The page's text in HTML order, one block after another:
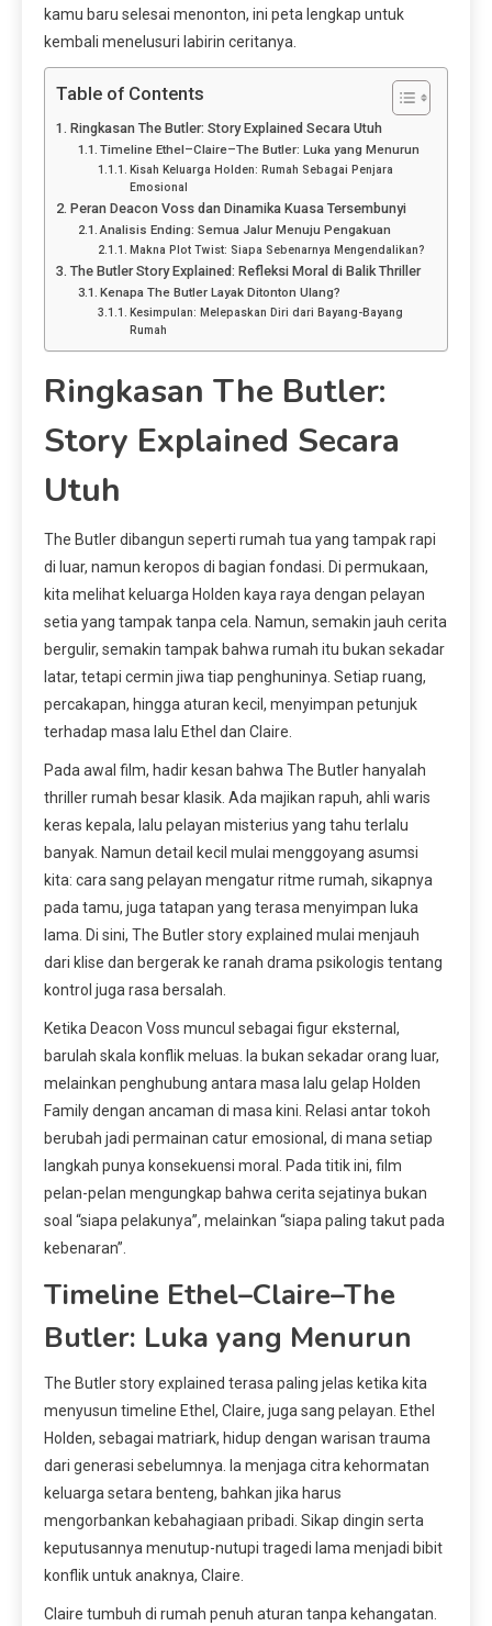
kamu baru selesai menonton, ini peta lengkap untuk
kembali menelusuri labirin ceritanya.
Table of Contents
Ringkasan The Butler: Story Explained Secara Utuh
Timeline Ethel–Claire–The Butler: Luka yang Menurun
Kisah Keluarga Holden: Rumah Sebagai Penjara
Emosional
Peran Deacon Voss dan Dinamika Kuasa Tersembunyi
Analisis Ending: Semua Jalur Menuju Pengakuan
Makna Plot Twist: Siapa Sebenarnya Mengendalikan?
The Butler Story Explained: Refleksi Moral di Balik Thriller
Kenapa The Butler Layak Ditonton Ulang?
Kesimpulan: Melepaskan Diri dari Bayang-Bayang
Rumah
Ringkasan The Butler:
Story Explained Secara
Utuh
The Butler dibangun seperti rumah tua yang tampak rapi
di luar, namun keropos di bagian fondasi. Di permukaan,
kita melihat keluarga Holden kaya raya dengan pelayan
setia yang tampak tanpa cela. Namun, semakin jauh cerita
bergulir, semakin tampak bahwa rumah itu bukan sekadar
latar, tetapi cermin jiwa tiap penghuninya. Setiap ruang,
percakapan, hingga aturan kecil, menyimpan petunjuk
terhadap masa lalu Ethel dan Claire.
Pada awal film, hadir kesan bahwa The Butler hanyalah
thriller rumah besar klasik. Ada majikan rapuh, ahli waris
keras kepala, lalu pelayan misterius yang tahu terlalu
banyak. Namun detail kecil mulai menggoyang asumsi
kita: cara sang pelayan mengatur ritme rumah, sikapnya
pada tamu, juga tatapan yang terasa menyimpan luka
lama. Di sini, The Butler story explained mulai menjauh
dari klise dan bergerak ke ranah drama psikologis tentang
kontrol juga rasa bersalah.
Ketika Deacon Voss muncul sebagai figur eksternal,
barulah skala konflik meluas. Ia bukan sekadar orang luar,
melainkan penghubung antara masa lalu gelap Holden
Family dengan ancaman di masa kini. Relasi antar tokoh
berubah jadi permainan catur emosional, di mana setiap
langkah punya konsekuensi moral. Pada titik ini, film
pelan-pelan mengungkap bahwa cerita sejatinya bukan
soal “siapa pelakunya”, melainkan “siapa paling takut pada
kebenaran”.
Timeline Ethel–Claire–The
Butler: Luka yang Menurun
The Butler story explained terasa paling jelas ketika kita
menyusun timeline Ethel, Claire, juga sang pelayan. Ethel
Holden, sebagai matriark, hidup dengan warisan trauma
dari generasi sebelumnya. Ia menjaga citra kehormatan
keluarga setara benteng, bahkan jika harus
mengorbankan kebahagiaan pribadi. Sikap dingin serta
keputusannya menutup-nutupi tragedi lama menjadi bibit
konflik untuk anaknya, Claire.
Claire tumbuh di rumah penuh aturan tanpa kehangatan.